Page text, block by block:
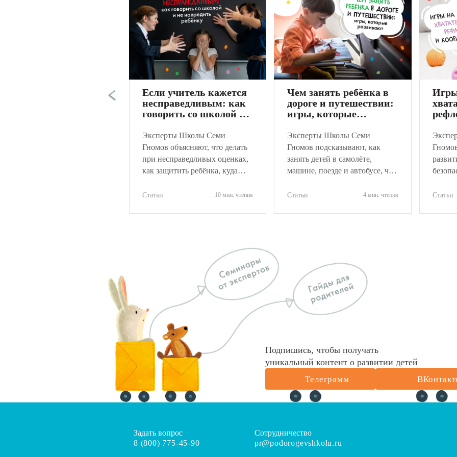
Если учитель кажется
несправедливым: как
говорить со школой и
Эксперты Школы Семи
Гномов объясняют, что делать
при несправедливых оценках,
как защитить ребёнка, куда
оценить ситуацию.
Статьи 10 мин. чтения
Чем занять ребёнка в
дороге и путешествии:
игры, которые
Эксперты Школы Семи
Гномов подсказывают, как
занять детей в самолёте,
машине, поезде и автобусе, что
лучше не брать.
Статьи 4 мин. чтения
лет,
Статьи
Подпишись, чтобы получать
уникальный контент о развитии детей
Телеграмм
Задать вопрос
8 (800) 775-45-90
Сотрудничество
pr@podorogevshkolu.ru